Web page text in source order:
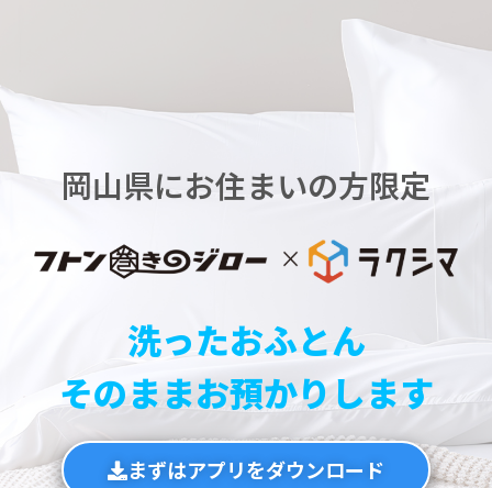
岡山県にお住まいの方限定
洗ったおふとん
そのままお預かりします
まずはアプリをダウンロード